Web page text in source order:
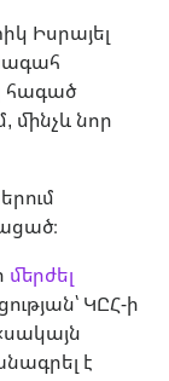
Իսրայել
հագած
մինչև նոր
մերժել
ԿԸՀ-ի
է